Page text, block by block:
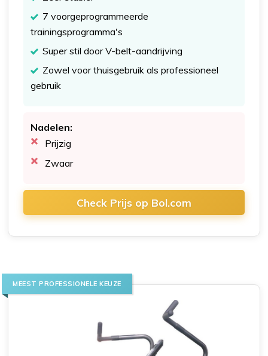
7 voorgeprogrammeerde
trainingsprogramma's
Super stil door V-belt-aandrijving
Zowel voor thuisgebruik als professioneel
gebruik
Nadelen:
Prijzig
Zwaar
Check Prijs op Bol.com
MEEST PROFESSIONELE KEUZE